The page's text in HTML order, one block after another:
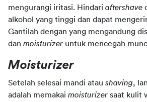
mengurangi iritasi. Hindari aftershave
alkohol yang tinggi dan dapat
Gantilah dengan yang mengandung
dan moisturizer untuk mencegah
Moisturizer
Setelah selesai mandi atau shaving,
adalah memakai moisturizer saat kulit